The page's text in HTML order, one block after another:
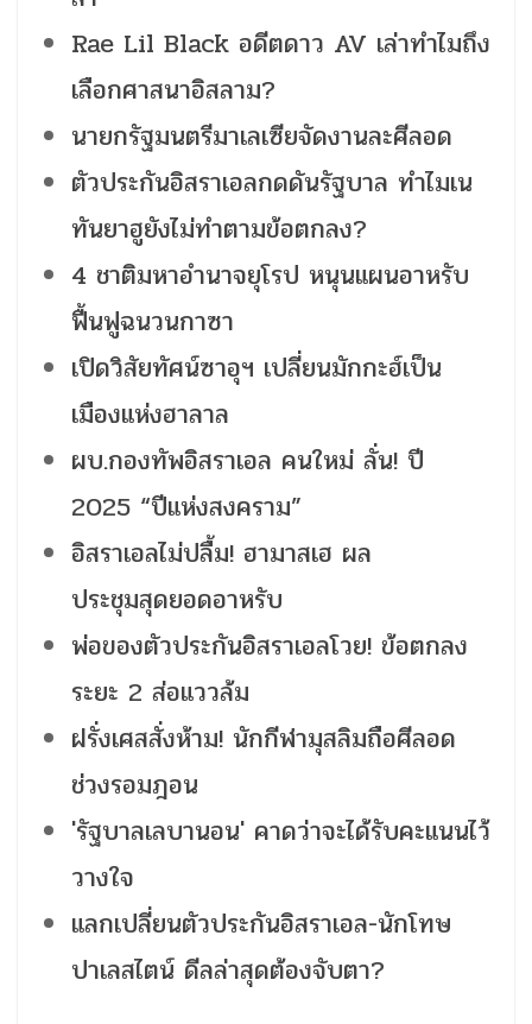
Rae Lil Black อดีตดาว AV เล่าทำไมถึง
เลือกศาสนาอิสลาม?
นายกรัฐมนตรีมาเลเซียจัดงานละศีลอด
ตัวประกันอิสราเอลกดดันรัฐบาล ทำไมเน
ทันยาฮูยังไม่ทำตามข้อตกลง?
4 ชาติมหาอำนาจยุโรป หนุนแผนอาหรับ
ฟื้นฟูฉนวนกาซา
เปิดวิสัยทัศน์ซาอุฯ เปลี่ยนมักกะฮ์เป็น
เมืองแห่งฮาลาล
ผบ.กองทัพอิสราเอล คนใหม่ ลั่น! ปี
2025 “ปีแห่งสงคราม”
อิสราเอลไม่ปลื้ม! ฮามาสเฮ ผล
ประชุมสุดยอดอาหรับ
พ่อของตัวประกันอิสราเอลโวย! ข้อตกลง
ระยะ 2 ส่อแววล้ม
ฝรั่งเศสสั่งห้าม! นักกีฬามุสลิมถือศีลอด
ช่วงรอมฎอน
'รัฐบาลเลบานอน' คาดว่าจะได้รับคะแนนไว้
วางใจ
แลกเปลี่ยนตัวประกันอิสราเอล-นักโทษ
ปาเลสไตน์ ดีลล่าสุดต้องจับตา?